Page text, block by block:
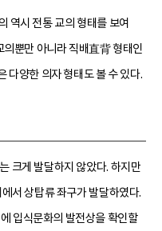
역시 전통 교의 형태를 보여
의뿐만 아니라 직배直背 형태인
다양한 의자 형태도 볼 수 있다.
크게 발달하지 않았다. 하지만
서 상탑류 좌구가 발달하였다.
입식문화의 발전상을 확인할